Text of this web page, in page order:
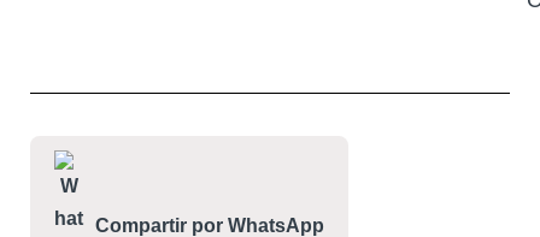
Compartir por WhatsApp